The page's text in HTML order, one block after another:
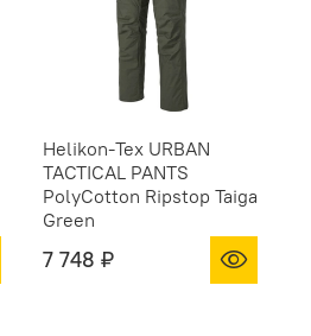
Helikon-Tex URBAN
TACTICAL PANTS
PolyCotton Ripstop Taiga
Green
7 748 ₽